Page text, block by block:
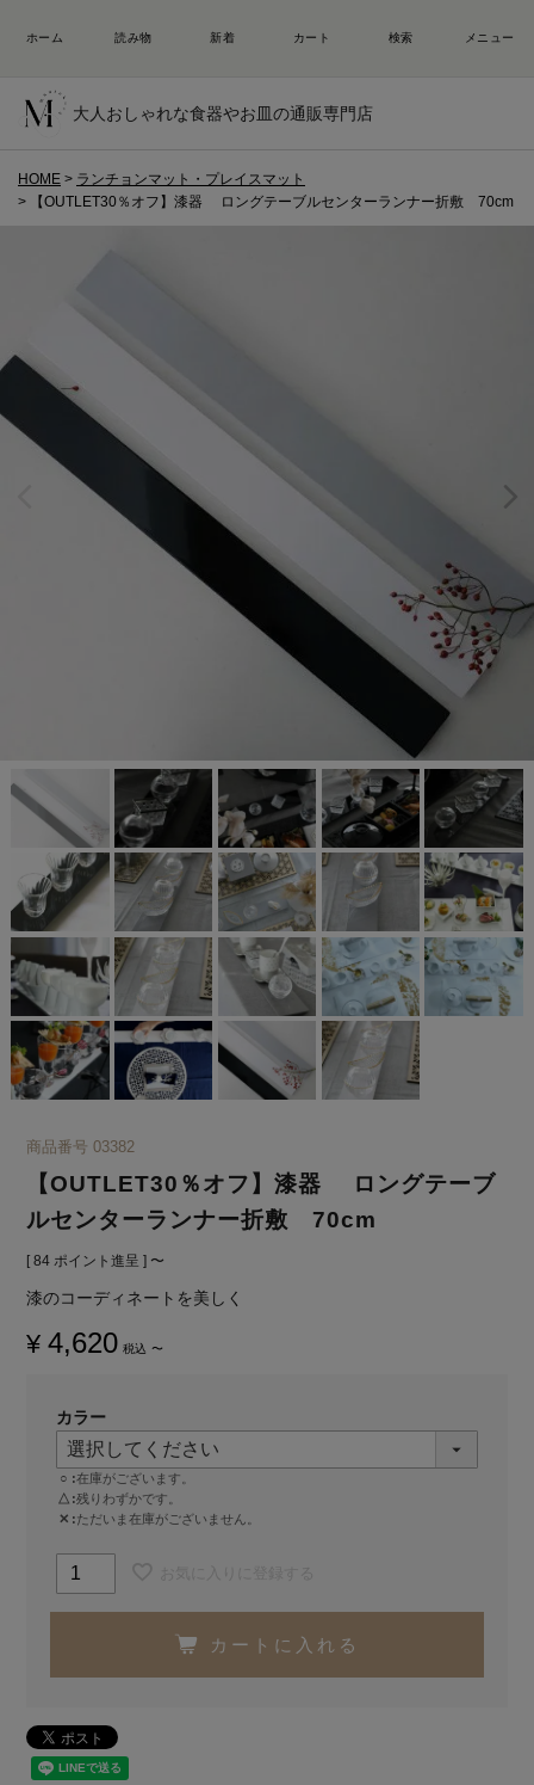
大人おしゃれな食器やお皿の通販専門店
HOME
ランチョンマット・プレイスマット
【OUTLET30％オフ】漆器 ロングテーブルセンターランナー折敷 70cm
商品番号 03382
【OUTLET30％オフ】漆器 ロングテーブ
ルセンターランナー折敷 70cm
[ 84 ポイント進呈 ] 〜
漆のコーディネートを美しく
¥ 4,620 税込 〜
カラー
○
在庫がございます。
△ 残りわずかです。
✕
ただいま在庫がございません。
カートに入れる